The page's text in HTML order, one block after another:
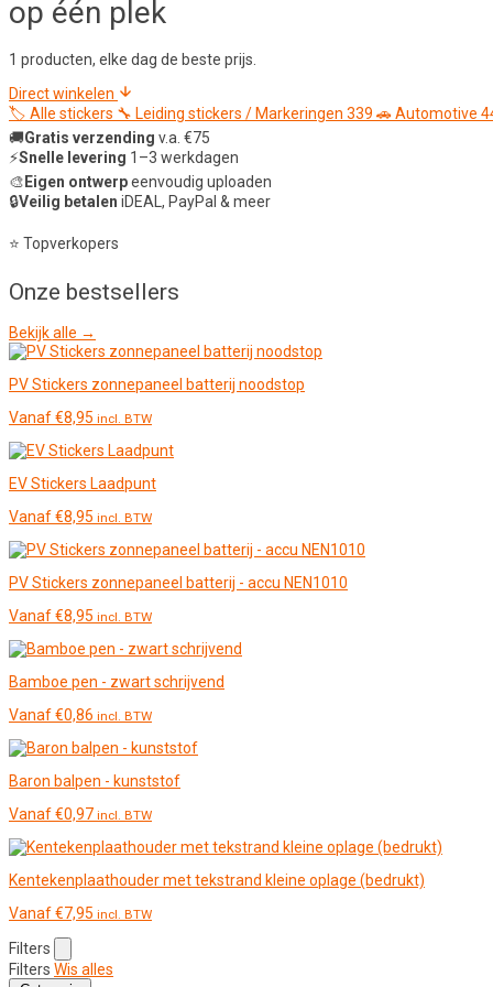
op één plek
1 producten, elke dag de beste prijs.
Direct winkelen
🏷️ Alle stickers 🔧 Leiding stickers / Markeringen 339 🚗Automotive
🚚Gratis verzending v.a. €75
⚡Snelle levering 1–3 werkdagen
🎨 Eigen ontwerpeenvoudig uploaden
🔒Veilig betalen iDEAL, PayPal & meer
⭐ Topverkopers
Onze bestsellers
Bekijk alle →
PV Stickers zonnepaneel batterij noodstop
Vanaf€8,95 incl. BTW
EV Stickers Laadpunt
Vanaf€8,95 incl. BTW
PV Stickers zonnepaneel batterij - accu NEN1010
Vanaf€8,95 incl. BTW
Bamboe pen - zwart schrijvend
Vanaf€0,86 incl. BTW
Baron balpen - kunststof
Vanaf€0,97 incl. BTW
Kentekenplaathouder met tekstrand kleine oplage (bedrukt)
Vanaf€7,95 incl. BTW
Filters
Filters Wis alles